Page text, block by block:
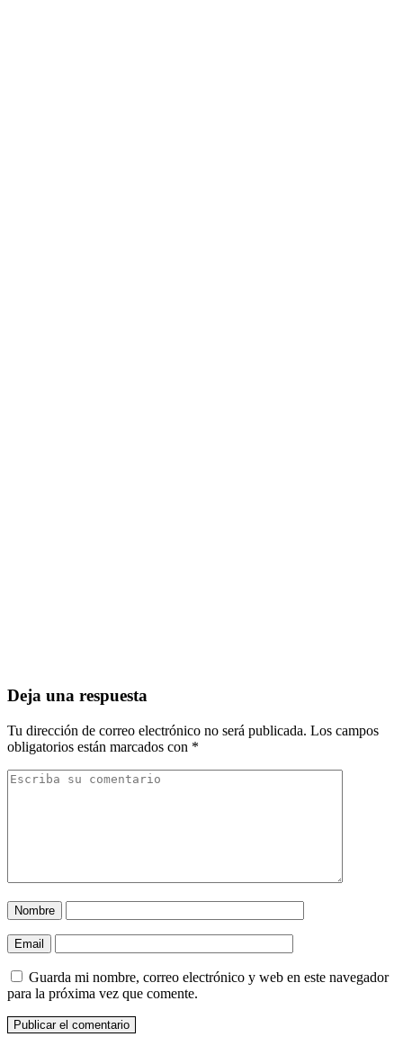
Deja una respuesta
Tu dirección de correo electrónico no será publicada. Los campos
obligatorios están marcados con *
Nombre
Email
Guarda mi nombre, correo electrónico y web en este navegador
para la próxima vez que comente.